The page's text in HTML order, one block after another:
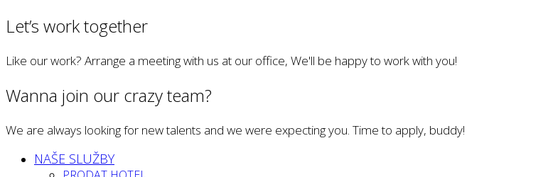
Let’s work together
Like our work? Arrange a meeting with us at our office, We'll be happy to work with you!
Wanna join our crazy team?
We are always looking for new talents and we were expecting you. Time to apply, buddy!
NAŠE SLUŽBY